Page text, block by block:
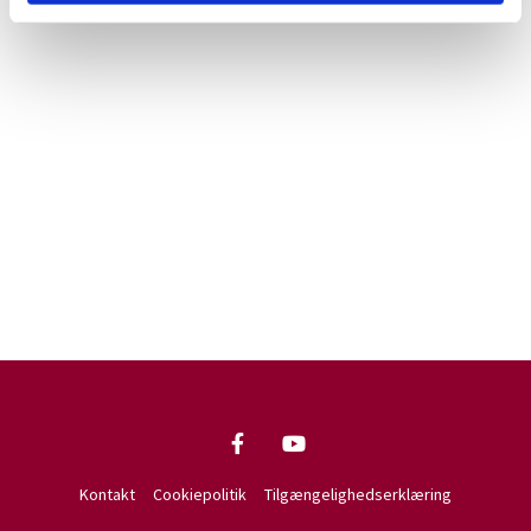
Kontakt Cookiepolitik Tilgængelighedserklæring